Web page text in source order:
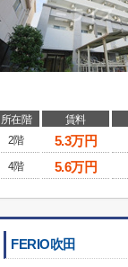
所在階 賃料
2階
5.3万円
4階
5.6万円
FERIO吹田